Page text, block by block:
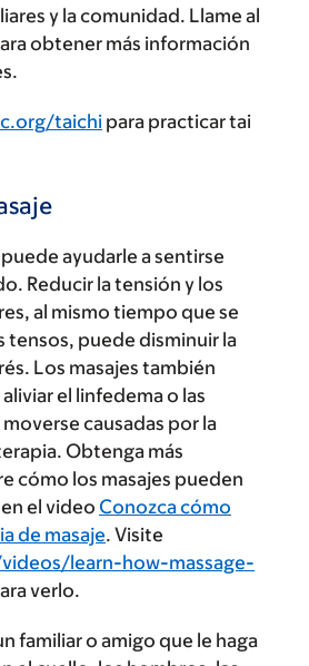
y la comunidad. Llame al
obtener más información
taichi para practicar tai
ayudarle a sentirse
Reducir la tensión y los
al mismo tiempo que se
tensos, puede disminuir la
Los masajes también
el linfedema o las
causadas por la
Obtenga más
cómo los masajes pueden
el video Conozca cómo
de masaje. Visite
learn-how-massage-
verlo.
familiar o amigo que le haga